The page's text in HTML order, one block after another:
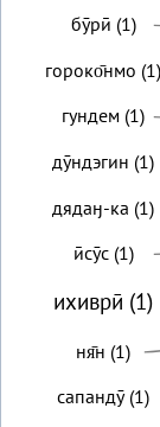
бӯрӣ (1)
гороко̄нмо (1)
гундем (1)
дӯндэгин (1)
дядаӈ-ка (1)
ӣсӯс (1)
ихиврӣ (1)
ня̄н (1)
сапандӯ (1)